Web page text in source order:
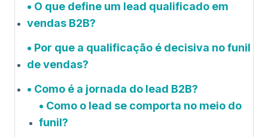
O que define um lead qualificado em
vendas B2B?
Por que a qualificação é decisiva no funil
de vendas?
Como é a jornada do lead B2B?
Como o lead se comporta no meio do
funil?